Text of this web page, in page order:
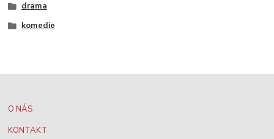
drama
komedie
O NÁS
KONTAKT